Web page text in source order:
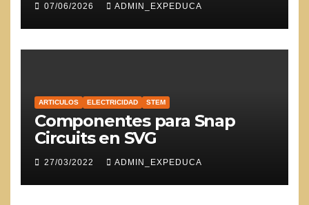
07/06/2026 ADMIN_EXPEDUCA
ARTICULOS ELECTRICIDAD STEM
Componentes para Snap
Circuits en SVG
27/03/2022 ADMIN_EXPEDUCA